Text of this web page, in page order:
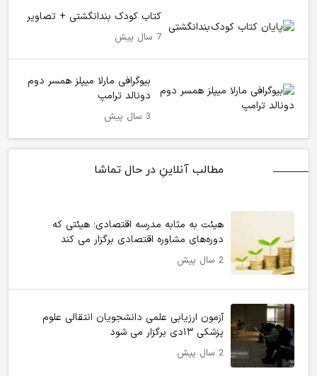
کتاب کودک بندانگشتی + تصاویر
7 سال پیش
بیوگرافی مارلا میپلز همسر دوم
دونالد ترامپ
3 سال پیش
مطالب آنلاینِ در حال تماشا
هیئت به مثابه مدرسه اقتصادی؛ هیئتی که
دوره‌های مشاوره اقتصادی برگزار می کند
2 سال پیش
آزمون ارزیابی علمی دانشجویان انتقالی علوم
پزشکی ۱۳دی برگزار می شود
2 سال پیش